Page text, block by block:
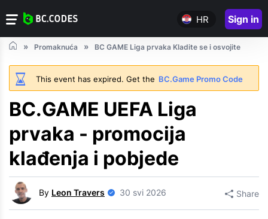
HR Sign in
Promaknuća BC GAME Liga prvaka Kladite se i osvojite
This event has expired. Get the BC.Game Promo Code
BC.GAME UEFA Liga
prvaka - promocija
klađenja i pobjede
By Leon Travers 30 svi 2026 Share